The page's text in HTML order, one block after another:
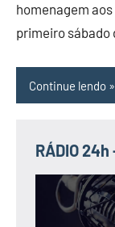
NORTE
homenagem
primeiro
Continue lendo
RÁDIO